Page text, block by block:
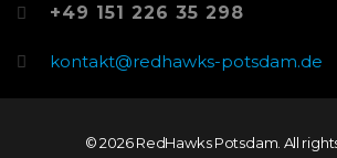
+49 151 226 35 298
kontakt@redhawks-potsdam.de
© 2026 RedHawks Potsdam. All